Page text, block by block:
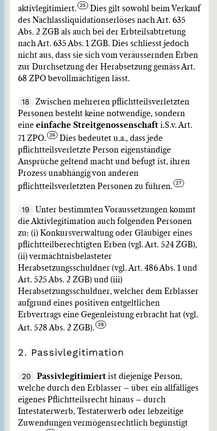
aktivlegitimiert.
Dies gilt sowohl beim Verkauf
des Nachlassliquidationserlöses nach Art. 635
Abs. 2 ZGB als auch bei der Erbteilsabtretung
nach Art. 635 Abs. 1 ZGB. Dies schliesst jedoch
nicht aus, dass sie sich vom veräussernden Erben
zur Durchsetzung der Herabsetzung gemäss Art.
68 ZPO bevollmächtigen lässt.
18
Zwischen mehreren pflichtteilsverletzten
Personen besteht keine notwendige, sondern
eine einfache Streitgenossenschaft i.S.v. Art.
71 ZPO.
Dies bedeutet u.a., dass jede
pflichtteilsverletzte Person eigenständige
Ansprüche geltend macht und befugt ist, ihren
Prozess unabhängig von anderen
pflichtteilsverletzten Personen zu führen.
19
Unter bestimmten Voraussetzungen kommt
die Aktivlegitimation auch folgenden Personen
zu: (i) Konkursverwaltung oder Gläubiger eines
pflichtteilberechtigten Erben (vgl. Art. 524 ZGB),
(ii) vermächtnisbelasteter
Herabsetzungsschuldner (vgl. Art. 486 Abs. 1 und
Art. 525 Abs. 2 ZGB) und (iii)
Herabsetzungsschuldner, welcher dem Erblasser
aufgrund eines positiven entgeltlichen
Erbvertrags eine Gegenleistung erbracht hat (vgl.
Art. 528 Abs. 2 ZGB).
2. Passivlegitimation
20 Passivlegitimiert ist diejenige Person,
welche durch den Erblasser – über ein allfälliges
eigenes Pflichtteilsrecht hinaus – durch
Intestaterwerb, Testaterwerb oder lebzeitige
Zuwendungen vermögensrechtlich begünstigt